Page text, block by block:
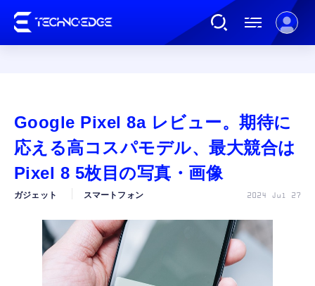
AI
ガジェット
ゲーム
カルチャー
Google Pixel 8a レビュー。期待に
応える高コスパモデル、最大競合は
Pixel 8 5枚目の写真・画像
ガジェット スマートフォン 2024 Jul 27